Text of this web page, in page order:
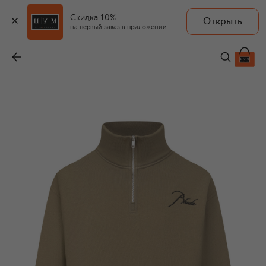
Скидка 10%
на первый заказ в приложении
Открыть
38 250 ₽